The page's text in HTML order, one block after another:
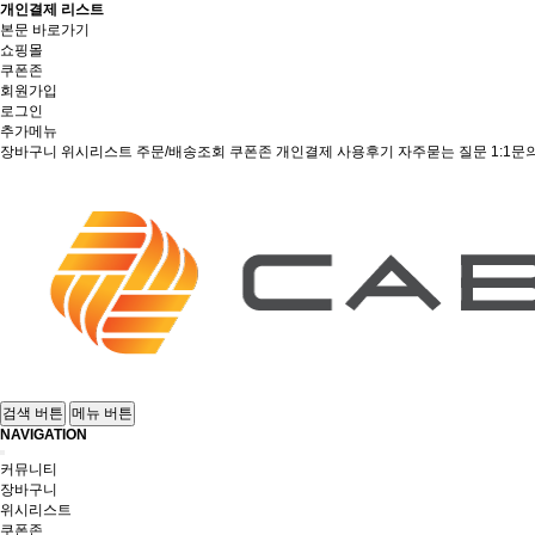
개인결제 리스트
본문 바로가기
쇼핑몰
쿠폰존
회원가입
로그인
추가메뉴
장바구니 위시리스트 주문/배송조회 쿠폰존 개인결제 사용후기 자주묻는 질문 1:1문
검색 버튼 메뉴 버튼
NAVIGATION
커뮤니티
장바구니
위시리스트
쿠폰존